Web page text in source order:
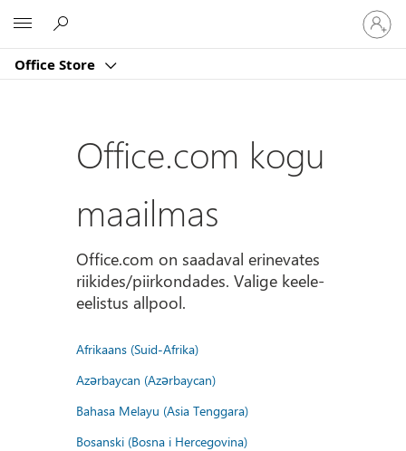
Office Store
Logige
sisse
oma
Office.com kogu
maailmas
Office.com on saadaval erinevates
riikides/piirkondades. Valige keele-
eelistus allpool.
Afrikaans (Suid-Afrika)
Azərbaycan (Azərbaycan)
Bahasa Melayu (Asia Tenggara)
Bosanski (Bosna i Hercegovina)